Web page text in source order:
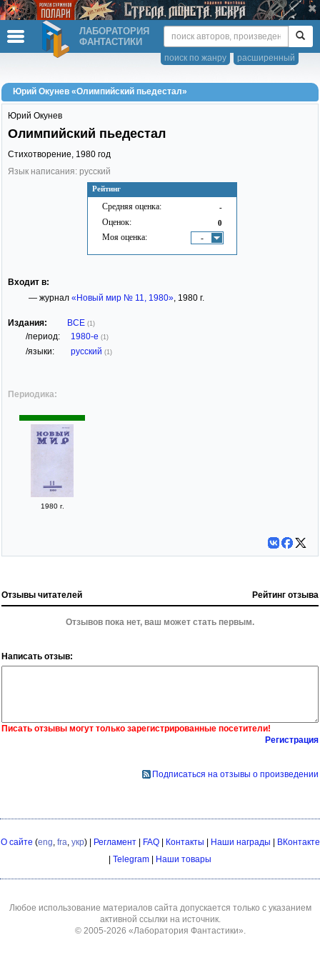
ЛАБОРАТОРИЯ
ФАНТАСТИКИ
расширенный
поиск по жанру
Юрий Окунев «Олимпийский пьедестал»
Рейтинг
Средняя оценка: -
Оценок: 0
Моя оценка: -
Юрий Окунев
Олимпийский пьедестал
Стихотворение, 1980 год
Язык написания: русский
Входит в:
— журнал «Новый мир № 11, 1980», 1980 г.
Издания: ВСЕ (1)
/период: 1980-е (1)
/языки: русский (1)
Периодика:
1980 г.
Отзывы читателей Рейтинг отзыва
Отзывов пока нет, ваш может стать первым.
Написать отзыв:
Писать отзывы могут только зарегистрированные посетители!
Регистрация
Подписаться на отзывы о произведении
О сайте (eng fra укр) | Регламент| FAQ| Контакты | Наши награды | ВКонтакте
| Telegram | Наши товары
Любое использование материалов сайта допускается только с указанием
активной ссылки на источник.
© 2005-2026 «Лаборатория Фантастики»